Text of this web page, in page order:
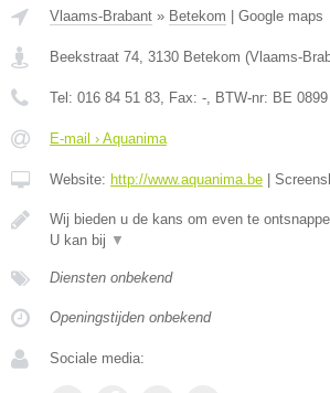
Vlaams-Brabant » Betekom Google maps
Beekstraat 74, 3130 Betekom (Vlaams-
Tel: 016 84 51 83, Fax: -, BTW-nr: BE
E-mail › Aquanima
Website: http://www.aquanima.be
Wij bieden u de kans om even te
U kan bij ▼
Diensten onbekend
Openingstijden onbekend
Sociale media: